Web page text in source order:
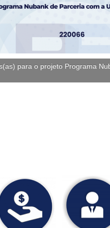
para o projeto Programa